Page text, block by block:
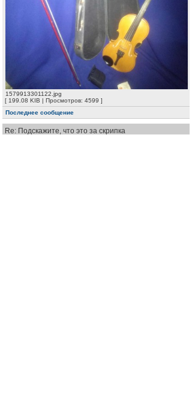
1579913301122.jpg
[ 199.08 KIB | Просмотров: 4599 ]
Последнее сообщение
Re: Подскажите, что это за скрипка